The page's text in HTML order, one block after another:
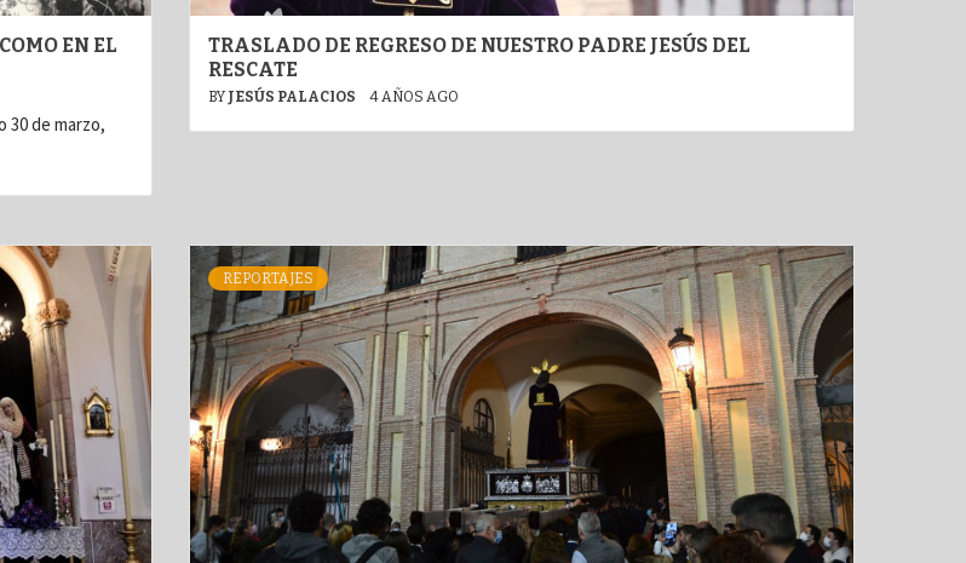
EN EL
30 de marzo,
TRASLADO DE REGRESO DE NUESTRO PADRE JESÚS DEL
RESCATE
BY JESÚS PALACIOS 4 AÑOS AGO
REPORTAJES